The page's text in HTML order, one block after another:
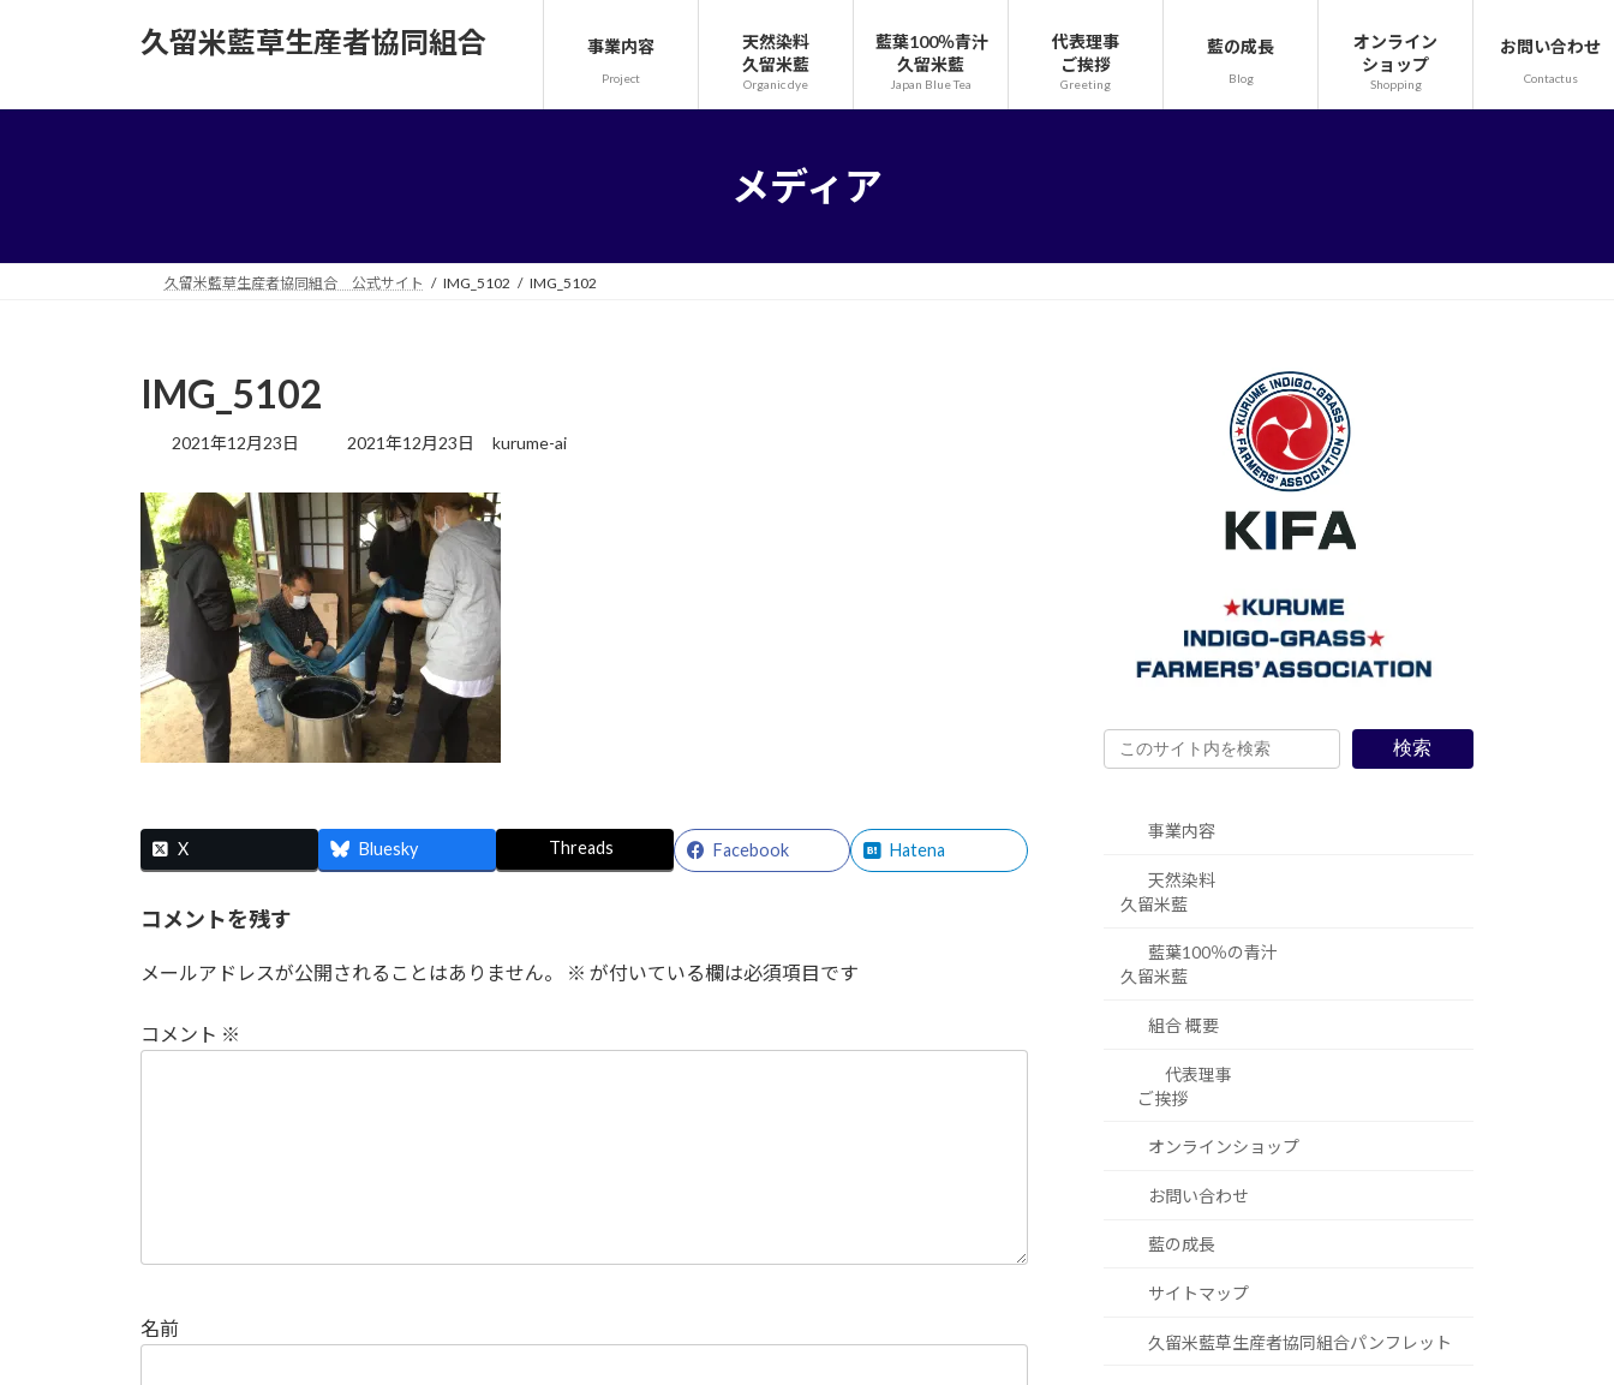
久留米藍草生産者協同組合 事業内容
Project
天然染料
久留米藍
Organic dye
藍葉100％青汁
久留米藍
Japan Blue Tea
代表理事
ご挨拶
Greeting
藍の成長
Blog
オンライン
ショップ
Shopping
お問い合わせ
Contactus
メディア
久留米藍草生産者協同組合 公式サイト IMG_5102 IMG_5102
IMG_5102
2021年12月23日
最
更
新
日
2021年12月23日 kurume-ai
Facebook
X Bluesky Threads Hatena
コメントを残す
メールアドレスが公開されることはありません。 ※ が付いている欄は必須項目です
コメント ※
名前
検索
事業内容
天然染料
久留米藍
藍葉100％の青汁
久留米藍
組合 概要
代表理事
ご挨拶
オンラインショップ
お問い合わせ
藍の成長
サイトマップ
久留米藍草生産者協同組合パンフレット